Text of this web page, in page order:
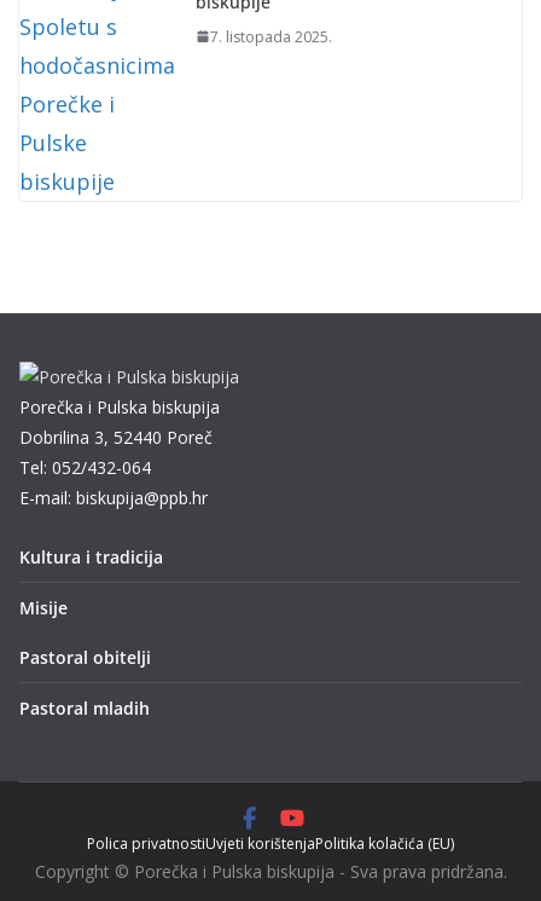
7. listopada 2025.
Porečka i Pulska biskupija
Dobrilina 3, 52440 Poreč
Tel: 052/432-064
E-mail: biskupija@ppb.hr
Kultura i tradicija
Misije
Pastoral obitelji
Pastoral mladih
Polica privatnostiUvjeti korištenjaPolitika kolačića (EU)
Copyright © Porečka i Pulska biskupija - Sva prava pridržana.